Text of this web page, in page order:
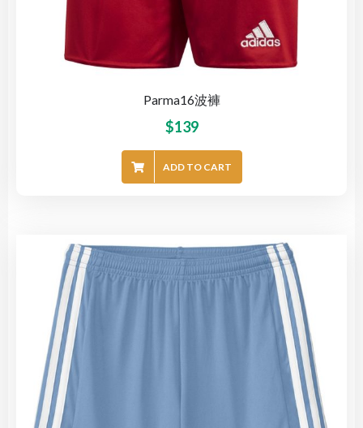
Parma16波褲
$139
ADD TO CART